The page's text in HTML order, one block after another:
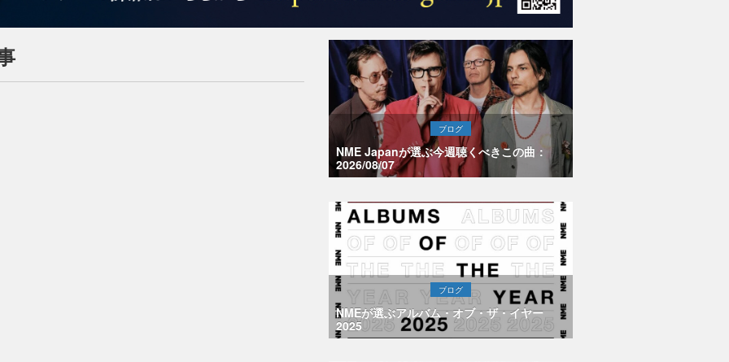
ブログ
NME Japanが選ぶ今週聴くべきこの曲：
2026/08/07
ブログ
NMEが選ぶアルバム・オブ・ザ・イヤー
2025